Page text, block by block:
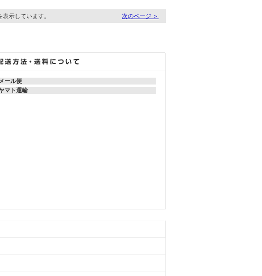
示しています。 次のページ ＞
ール便
マト運輸